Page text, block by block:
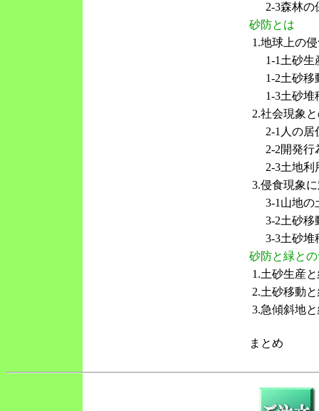
2-3森林の
砂防とは
1.地球上の
1-1土砂生
1-2土砂移
1-3土砂堆
2.社会現象
2-1人の居
2-2開発
2-3土地利
3.侵食現象
3-1山地の
3-2土砂移
3-3土砂堆
砂防と緑と
1.土砂生産
2.土砂移動
3.急傾斜地
まとめ